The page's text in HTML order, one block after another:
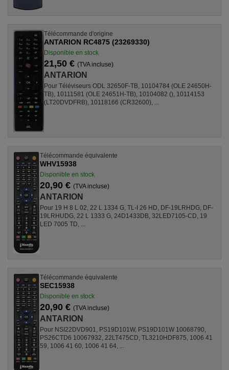
Télécommande d'origine
ANTARION RC4875 (23269330)
Disponible en stock
21,50 € (TVA incluse)
ANTARION
Pour Téléviseurs ODL 32650F-TB, 10104784 (OLE 24650H-
TB), 10111581 (OLE 24651H-TB), 10104082 (), 10114153
(LT20DVDFRB), 10118166 (CR32600), ...
Télécommande équivalente
WHV15938
Disponible en stock
20,90 € (TVA incluse)
ANTARION
Pour 19 H 8 L 02, 22 L 1334 G, TL-I 26 HD, DF-19LRHDG, DF-
19LRHUDG, 22 L 1333 G, 24D1433DB, 32LED7105-CD, 19
LED 7005 TD, ...
Télécommande équivalente
SEC15938
Disponible en stock
20,90 € (TVA incluse)
ANTARION
Pour NSI22DVD901, PS19D101W, PS19D101W 10068790,
PS26CTD6 10067932, 22LT475CD, TL3210HDF875, 1006 41
59, 1006 41 60, 1006 41 64, ...